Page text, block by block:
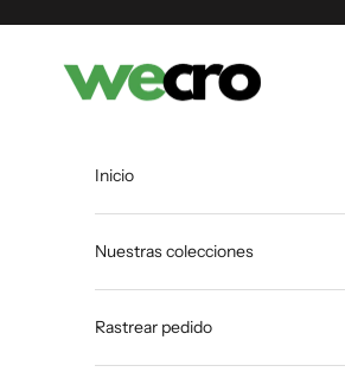
Shopwecro
Inicio
Nuestras colecciones
Rastrear pedido